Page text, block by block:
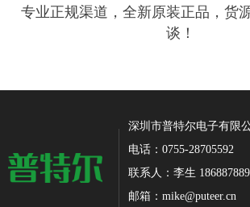
专业正规渠道，全新原装正品，货
谈！
深圳市普特尔电子有限
电话：0755-28705592
联系人：李生
邮箱：mike@puteer.cn